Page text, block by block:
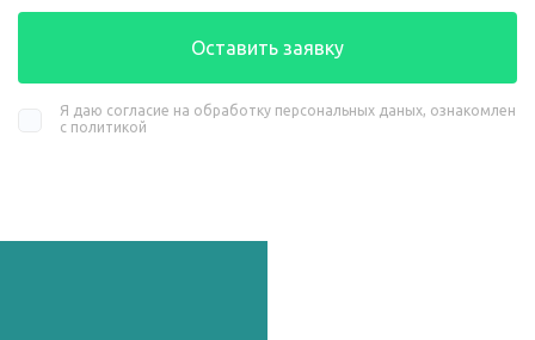
Оставить заявку
Я даю согласие на обработку персональных даных, ознакомлен
с политикой